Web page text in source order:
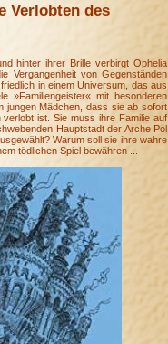
Verlobten des
hinter ihrer Brille verbirgt Ophelia
Vergangenheit von Gegenständen
in einem Universum, das aus
»Familiengeister« mit besonderen
jungen Mädchen, dass sie ab sofort
ist. Sie muss ihre Familie auf
Hauptstadt der Arche Pol
Warum soll sie ihre wahre
tödlichen Spiel bewähren ...